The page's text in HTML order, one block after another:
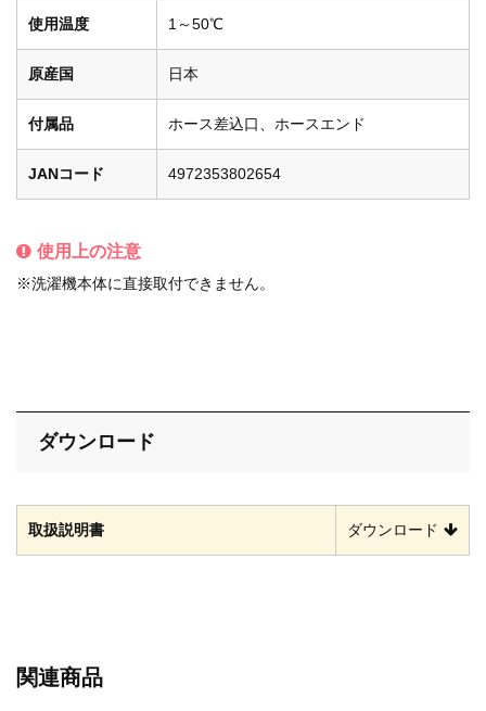
使用温度 1～50℃
原産国 日本
付属品 ホース差込口、ホースエンド
JANコード 4972353802654
使用上の注意
※洗濯機本体に直接取付できません。
ダウンロード
取扱説明書 ダウンロード
関連商品